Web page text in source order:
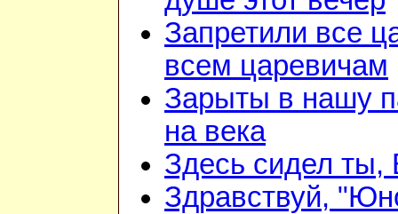
Запретили все
всем царевичам
Зарыты в нашу
на века
Здесь сидел ты,
Здравствуй,